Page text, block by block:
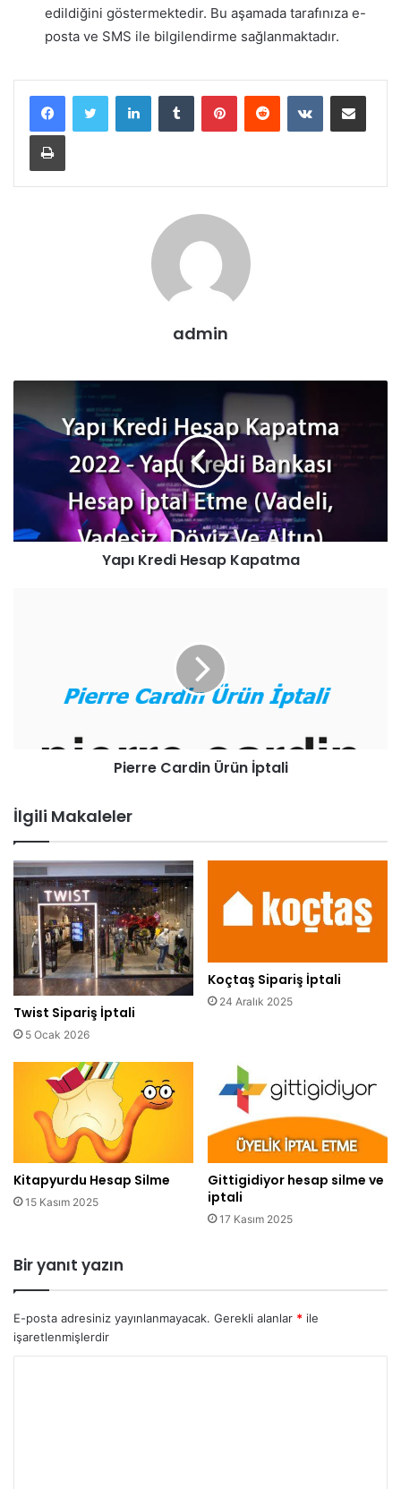
edildiğini göstermektedir. Bu aşamada tarafınıza e-
posta ve SMS ile bilgilendirme sağlanmaktadır.
LinkedInTumblr PinterestReddit VKontakteE-Posta ile paylaş
Yazdır
admin
Yapı Kredi Hesap Kapatma
Pierre Cardin Ürün İptali
İlgili Makaleler
Twist Sipariş İptali
5 Ocak 2026
Koçtaş Sipariş İptali
24 Aralık 2025
Kitapyurdu Hesap Silme
15 Kasım 2025
Gittigidiyor hesap silme ve
iptali
17 Kasım 2025
Bir yanıt yazın
E-posta adresiniz yayınlanmayacak. Gerekli alanlar * ile
işaretlenmişlerdir